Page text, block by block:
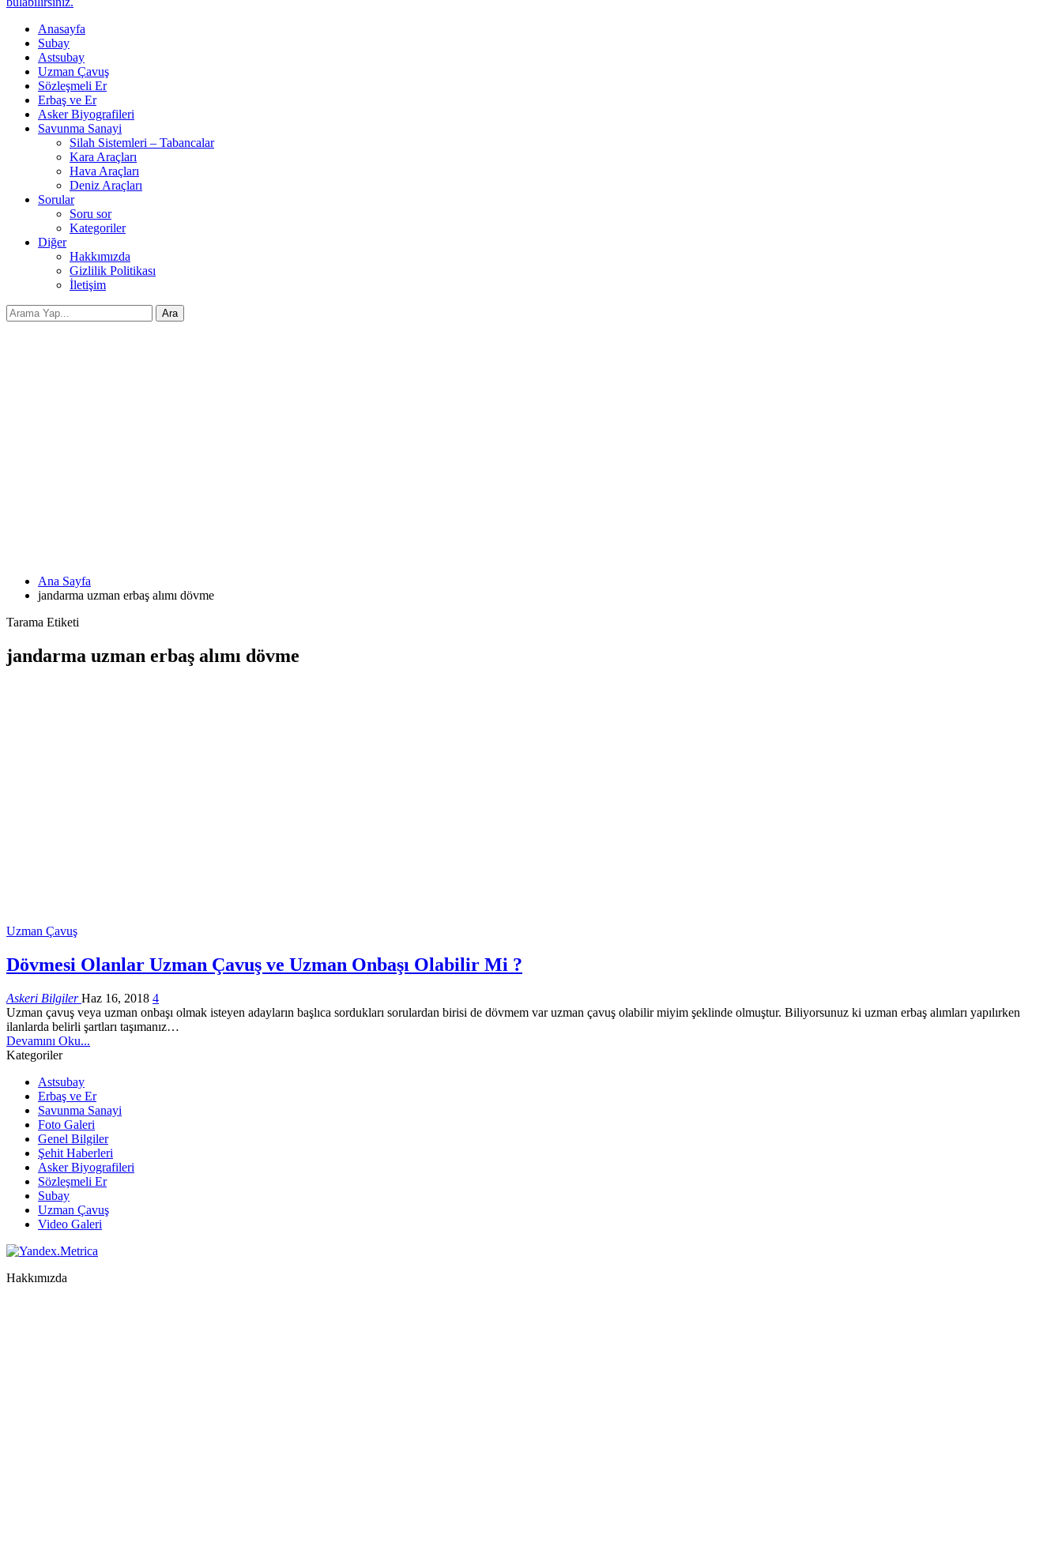
Anasayfa
Subay
Astsubay
Uzman Çavuş
Sözleşmeli Er
Erbaş ve Er
Asker Biyografileri
Savunma Sanayi
Silah Sistemleri – Tabancalar
Kara Araçları
Hava Araçları
Deniz Araçları
Sorular
Soru sor
Kategoriler
Diğer
Hakkımızda
Gizlilik Politikası
İletişim
Ana Sayfa
jandarma uzman erbaş alımı dövme
Tarama Etiketi
jandarma uzman erbaş alımı dövme
Uzman Çavuş
Dövmesi Olanlar Uzman Çavuş ve Uzman Onbaşı Olabilir Mi ?
Askeri BilgilerHaz 16, 2018 4
Uzman çavuş veya uzman onbaşı olmak isteyen adayların başlıca sordukları sorulardan birisi de dövmem var uzman çavuş olabilir miyim şeklinde olmuştur. Biliyorsunuz ki uzman erbaş alımları yapılırken
ilanlarda belirli şartları taşımanız…
Devamını Oku...
Kategoriler
Astsubay
Erbaş ve Er
Savunma Sanayi
Foto Galeri
Genel Bilgiler
Şehit Haberleri
Asker Biyografileri
Sözleşmeli Er
Subay
Uzman Çavuş
Video Galeri
Hakkımızda